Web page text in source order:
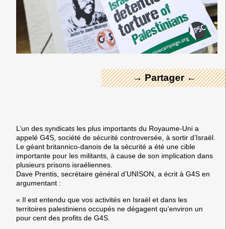
→ Partager ←
← Merci ! →
L’un des syndicats les plus importants du Royaume-Uni a
appelé G4S, société de sécurité controversée, à sortir d’Israël.
Le géant britannico-danois de la sécurité a été une cible
importante pour les militants, à cause de son implication dans
plusieurs prisons israéliennes.
Dave Prentis, secrétaire général d’UNISON, a écrit à G4S en
argumentant :
« Il est entendu que vos activités en Israël et dans les
territoires palestiniens occupés ne dégagent qu’environ un
pour cent des profits de G4S.